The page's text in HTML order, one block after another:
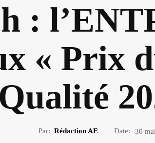
:
« Prix
Qualité
Par: Rédaction AE Date: 30